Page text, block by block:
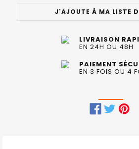
J'AJOUTE À MA LISTE
LIVRAISON
EN 24H OU 48H
PAIEMENT
EN 3 FOIS OU 4